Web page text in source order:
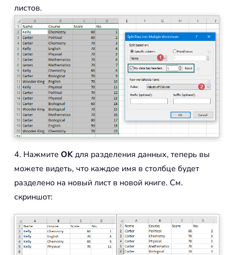
листов.
4. Нажмите OKдля разделения данных, теперь вы
можете видеть, что каждое имя в столбце будет
разделено на новый лист в новой книге. См.
скриншот: